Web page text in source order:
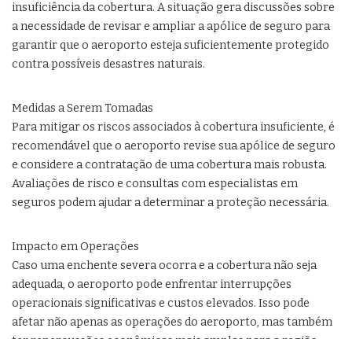
insuficiência da cobertura. A situação gera discussões sobre
a necessidade de revisar e ampliar a apólice de seguro para
garantir que o aeroporto esteja suficientemente protegido
contra possíveis desastres naturais.
Medidas a Serem Tomadas
Para mitigar os riscos associados à cobertura insuficiente, é
recomendável que o aeroporto revise sua apólice de seguro
e considere a contratação de uma cobertura mais robusta.
Avaliações de risco e consultas com especialistas em
seguros podem ajudar a determinar a proteção necessária.
Impacto em Operações
Caso uma enchente severa ocorra e a cobertura não seja
adequada, o aeroporto pode enfrentar interrupções
operacionais significativas e custos elevados. Isso pode
afetar não apenas as operações do aeroporto, mas também